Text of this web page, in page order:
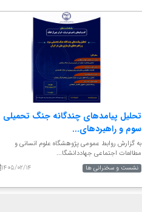
تحلیل پیامدهای چندگانه جنگ تحمیلی
سوم و راهبردهای...
به گزارش روابط عمومی پژوهشگاه علوم انسانی و
مطالعات اجتماعی جهاددانشگا...
۱۴۰۵/۰۲/۱۴
نشست و سخنرانی ها